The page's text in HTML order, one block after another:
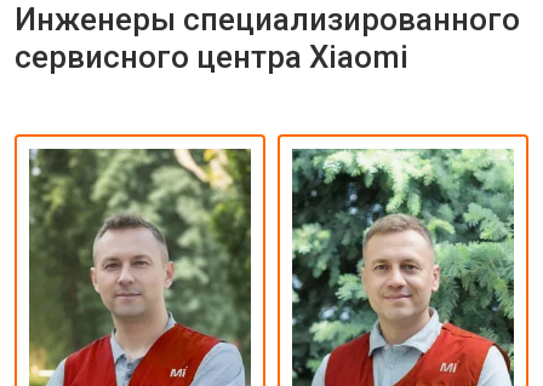
Инженеры специализированного
сервисного центра Xiaomi